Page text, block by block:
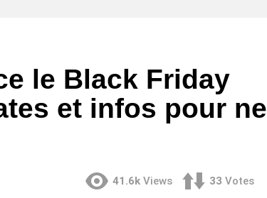
le Black Friday
et infos pour ne
41.6k Views 33 Votes